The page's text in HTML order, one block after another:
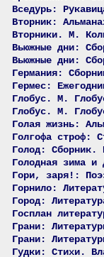
Вседурь:
Вторник:
Вторники. М.
Вьюжные дни:
Вьюжные дни:
Германия:
Гермес:
Глобус. М.
Глобус. М.
Голая жизнь:
Голгофа строф:
Голод: Сборник.
Голодная зима
Гори, заря!:
Горнило:
Город:
Госплан
Грани:
Грани:
Гудки: Стихи.